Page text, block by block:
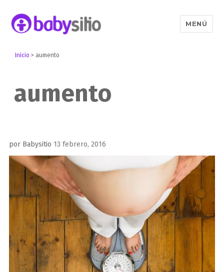
MENÚ
Inicio > aumento
aumento
por Babysitio Publicado
el
13 febrero, 2016